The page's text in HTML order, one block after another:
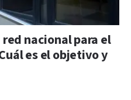
red nacional para el
es el objetivo y